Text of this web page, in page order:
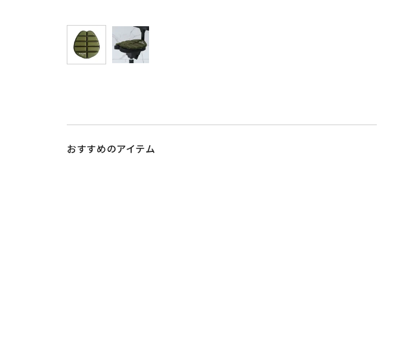
おすすめのアイテム